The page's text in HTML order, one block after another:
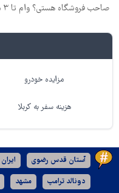
صاحب فروشگاه هستی؟ وام تا ۳ میلیارد تومان بگیر
مزایده خودرو
هزینه سفر به کربلا
آستان قدس رضوی ایران
دونالد ترامپ مشهد